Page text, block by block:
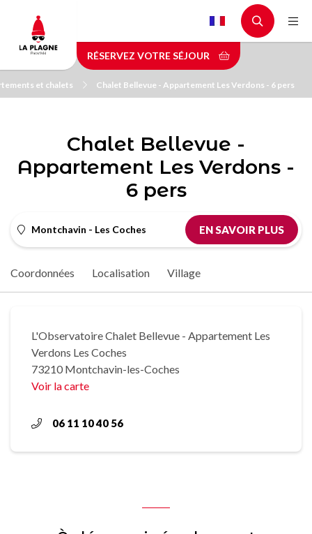
contenu
principal
RÉSERVEZ VOTRE SÉJOUR
et chalets Chalet Bellevue - Appartement Les Verdons - 6 pers
Chalet Bellevue -
Appartement Les Verdons -
6 pers
Montchavin - Les Coches EN SAVOIR PLUS
Coordonnées Localisation Village
L'Observatoire Chalet Bellevue - Appartement Les
Verdons Les Coches
73210 Montchavin-les-Coches
Voir la carte
06 11 10 40 56